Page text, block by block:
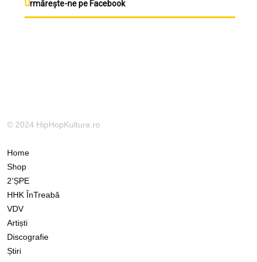
Urmărește-ne pe Facebook
© 2024 HipHopKulture.ro
Home
Shop
2’ȘPE
HHK ÎnTreabă
VDV
Artiști
Discografie
Știri